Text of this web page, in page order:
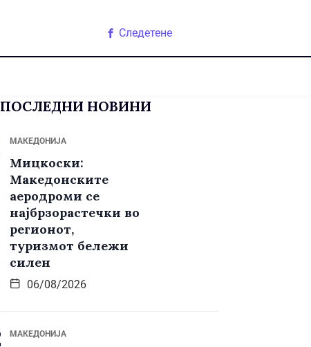
Следетене
ПОСЛЕДНИ НОВИНИ
МАКЕДОНИЈА
Мицкоски:
Македонските
аеродроми се
најбрзорастечки во
регионот,
туризмот бележи
силен
06/08/2026
МАКЕДОНИЈА